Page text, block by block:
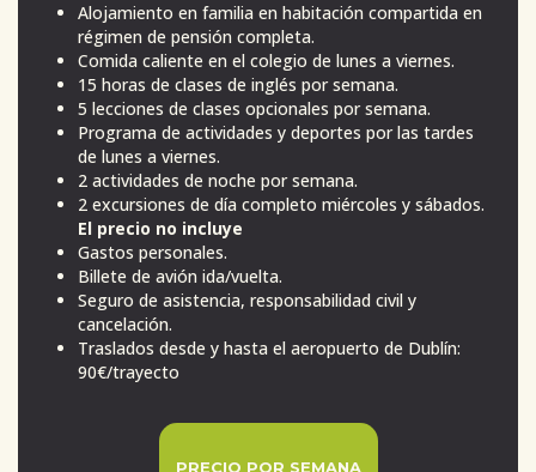
Alojamiento en familia en habitación compartida en
régimen de pensión completa.
Comida caliente en el colegio de lunes a viernes.
15 horas de clases de inglés por semana.
5 lecciones de clases opcionales por semana.
Programa de actividades y deportes por las tardes
de lunes a viernes.
2 actividades de noche por semana.
2 excursiones de día completo miércoles y sábados.
El precio no incluye
Gastos personales.
Billete de avión ida/vuelta.
Seguro de asistencia, responsabilidad civil y
cancelación.
Traslados desde y hasta el aeropuerto de Dublín:
90€/trayecto
PRECIO POR SEMANA